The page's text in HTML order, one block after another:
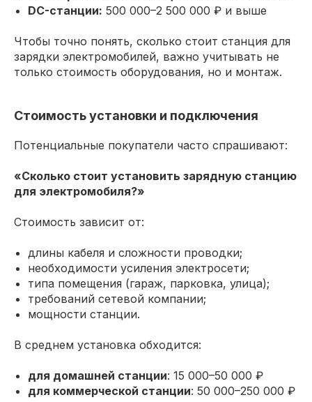
DC-станции: 500 000–2 500 000 ₽ и выше
Чтобы точно понять, сколько стоит станция для
зарядки электромобилей, важно учитывать не
только стоимость оборудования, но и монтаж.
Стоимость установки и подключения
Потенциальные покупатели часто спрашивают:
«Сколько стоит установить зарядную станцию
для электромобиля?»
Стоимость зависит от:
длины кабеля и сложности проводки;
необходимости усиления электросети;
типа помещения (гараж, парковка, улица);
требований сетевой компании;
мощности станции.
В среднем установка обходится:
для домашней станции: 15 000–50 000 ₽
для коммерческой станции: 50 000–250 000 ₽